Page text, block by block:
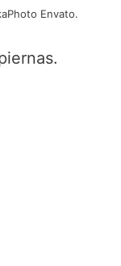
Envato.